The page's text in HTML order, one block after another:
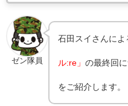
ゼン隊員
石田スイさんによ
ル:re」の最終回
をご紹介します。